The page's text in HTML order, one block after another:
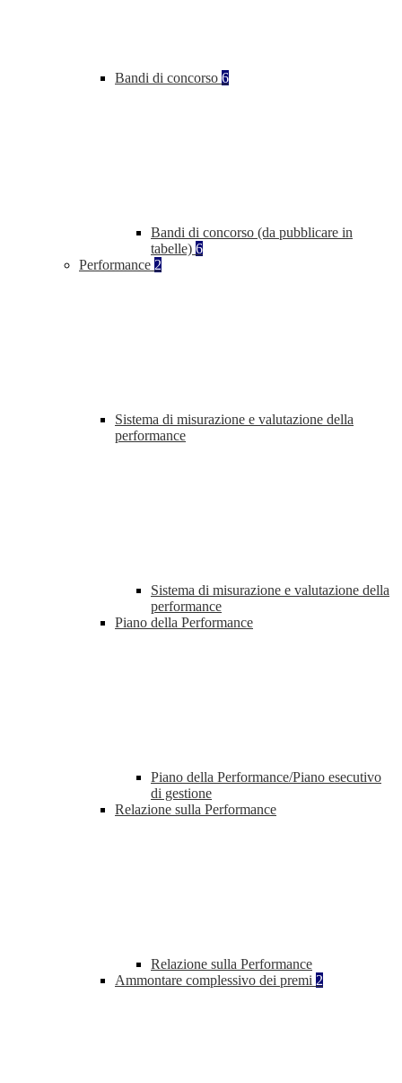
Bandi di concorso 6
Bandi di concorso (da pubblicare in
tabelle) 6
Performance 2
Sistema di misurazione e valutazione della
performance
Sistema di misurazione e valutazione della
performance
Piano della Performance
Piano della Performance/Piano esecutivo
di gestione
Relazione sulla Performance
Relazione sulla Performance
Ammontare complessivo dei premi 2